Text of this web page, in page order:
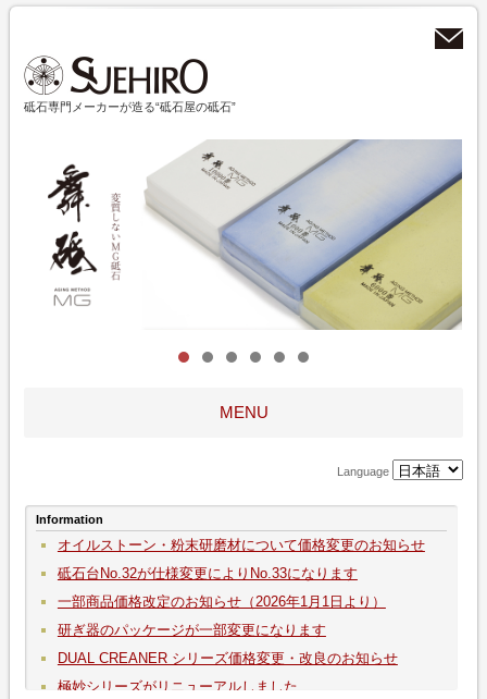
砥石専門メーカーが造る“砥石屋の砥石”
MENU
Language
Information
オイルストーン・粉末研磨材について価格変更のお知らせ
砥石台No.32が仕様変更によりNo.33になります
一部商品価格改定のお知らせ（2026年1月1日より）
研ぎ器のパッケージが一部変更になります
DUAL CREANER シリーズ価格変更・改良のお知らせ
極妙シリーズがリニューアルしました